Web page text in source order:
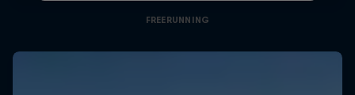
FREERUNNING